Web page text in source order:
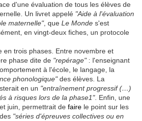
d'une évaluation de tous les élèves de
Un livret appelé "Aide à l'évaluation
maternelle", que Le Monde s'est
en vingt-deux fiches, un protocole
en trois phases. Entre novembre et
phase dite de "repérage": l'enseignant
à l'école, le langage, la
phonologique"des élèves. La
en un "entraînement progressif (…)
à risques lors de la phase1". Enfin, une
juin, permettrait de faire le point sur les
"séries d'épreuves collectives ou en